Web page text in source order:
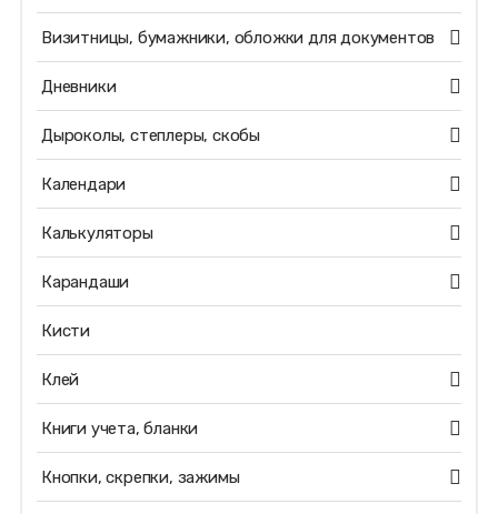
Визитницы, бумажники, обложки для документов
Дневники
Дыроколы, степлеры, скобы
Календари
Калькуляторы
Карандаши
Кисти
Клей
Книги учета, бланки
Кнопки, скрепки, зажимы